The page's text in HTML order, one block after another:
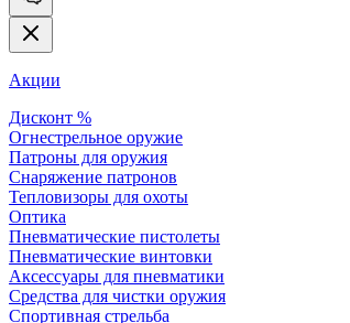
Акции
Дисконт %
Огнестрельное оружие
Патроны для оружия
Снаряжение патронов
Тепловизоры для охоты
Оптика
Пневматические пистолеты
Пневматические винтовки
Аксессуары для пневматики
Средства для чистки оружия
Спортивная стрельба